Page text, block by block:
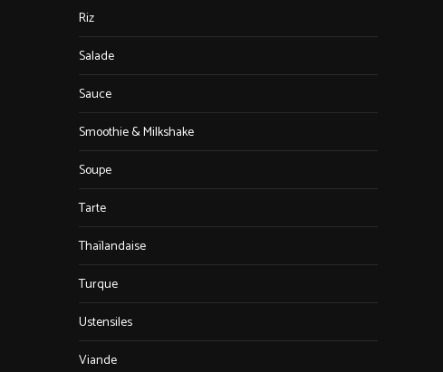
Riz
Salade
Sauce
Smoothie & Milkshake
Soupe
Tarte
Thaïlandaise
Turque
Ustensiles
Viande